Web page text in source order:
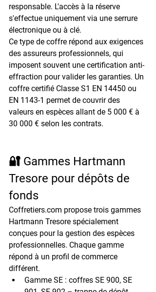
responsable. L'accès à la réserve
s'effectue uniquement via une serrure
électronique ou à clé.
Ce type de coffre répond aux exigences
des assureurs professionnels, qui
imposent souvent une certification anti-
effraction pour valider les garanties. Un
coffre certifié Classe S1 EN 14450 ou
EN 1143-1 permet de couvrir des
valeurs en espèces allant de 5 000 € à
30 000 € selon les contrats.
🔐 Gammes Hartmann
Tresore pour dépôts de
fonds
Coffretiers.com propose trois gammes
Hartmann Tresore spécialement
conçues pour la gestion des espèces
professionnelles. Chaque gamme
répond à un profil de commerce
différent.
Gamme SE : coffres SE 900, SE